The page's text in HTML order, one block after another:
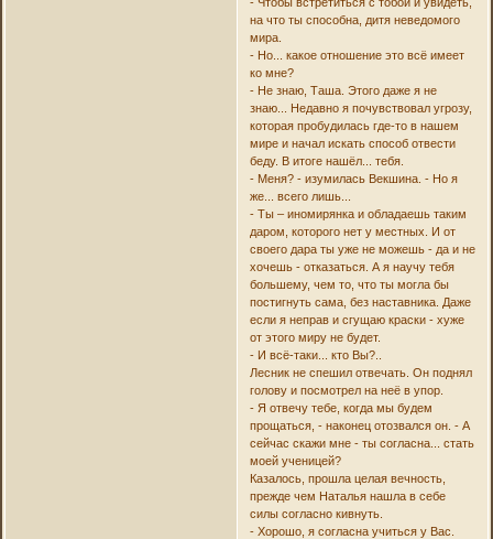
на что ты способна, дитя неведомого
мира.
- Но... какое отношение это всё имеет
ко мне?
- Не знаю, Таша. Этого даже я не
знаю... Недавно я почувствовал угрозу,
которая пробудилась где-то в нашем
мире и начал искать способ отвести
беду. В итоге нашёл... тебя.
- Меня? - изумилась Векшина. - Но я
же... всего лишь...
- Ты – иномирянка и обладаешь таким
даром, которого нет у местных. И от
своего дара ты уже не можешь - да и не
хочешь - отказаться. А я научу тебя
большему, чем то, что ты могла бы
постигнуть сама, без наставника. Даже
если я неправ и сгущаю краски - хуже
от этого миру не будет.
- И всё-таки... кто Вы?..
Лесник не спешил отвечать. Он поднял
голову и посмотрел на неё в упор.
- Я отвечу тебе, когда мы будем
прощаться, - наконец отозвался он. - А
сейчас скажи мне - ты согласна... стать
моей ученицей?
Казалось, прошла целая вечность,
прежде чем Наталья нашла в себе
силы согласно кивнуть.
- Хорошо, я согласна учиться у Вас.